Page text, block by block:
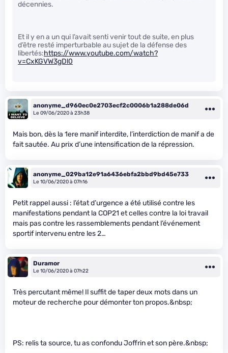
décennies.
Et il y en a un qui l’avait senti venir tout de suite, en plus
d’être resté imperturbable au sujet de la défense des
libertés:https://www.youtube.com/watch?
v=CxKGVW3gDl0
anonyme_d960ec0e2703ecf2c0006b1a288de06d
Le 09/06/2020 à 23h38
Mais bon, dès la 1ere manif interdite, l’interdiction de manif a de
fait sautée. Au prix d’une intensification de la répression.
anonyme_029ba12e91a6436ebfa2bbd9bd45e733
Le 10/06/2020 à 07h16
Petit rappel aussi : l’état d’urgence a été utilisé contre les
manifestations pendant la COP21 et celles contre la loi travail
mais pas contre les rassemblements pendant l’événement
sportif intervenu entre les 2…
Duramor
Le 10/06/2020 à 07h22
Très percutant même! Il suffit de taper deux mots dans un
moteur de recherche pour démonter ton propos.&nbsp;
PS: relis ta source, tu as confondu Joffrin et son père.&nbsp;